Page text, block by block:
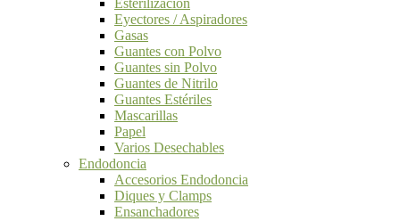
Eyectores / Aspiradores
Gasas
Guantes con Polvo
Guantes sin Polvo
Guantes de Nitrilo
Guantes Estériles
Mascarillas
Papel
Varios Desechables
Endodoncia
Accesorios Endodoncia
Diques y Clamps
Ensanchadores